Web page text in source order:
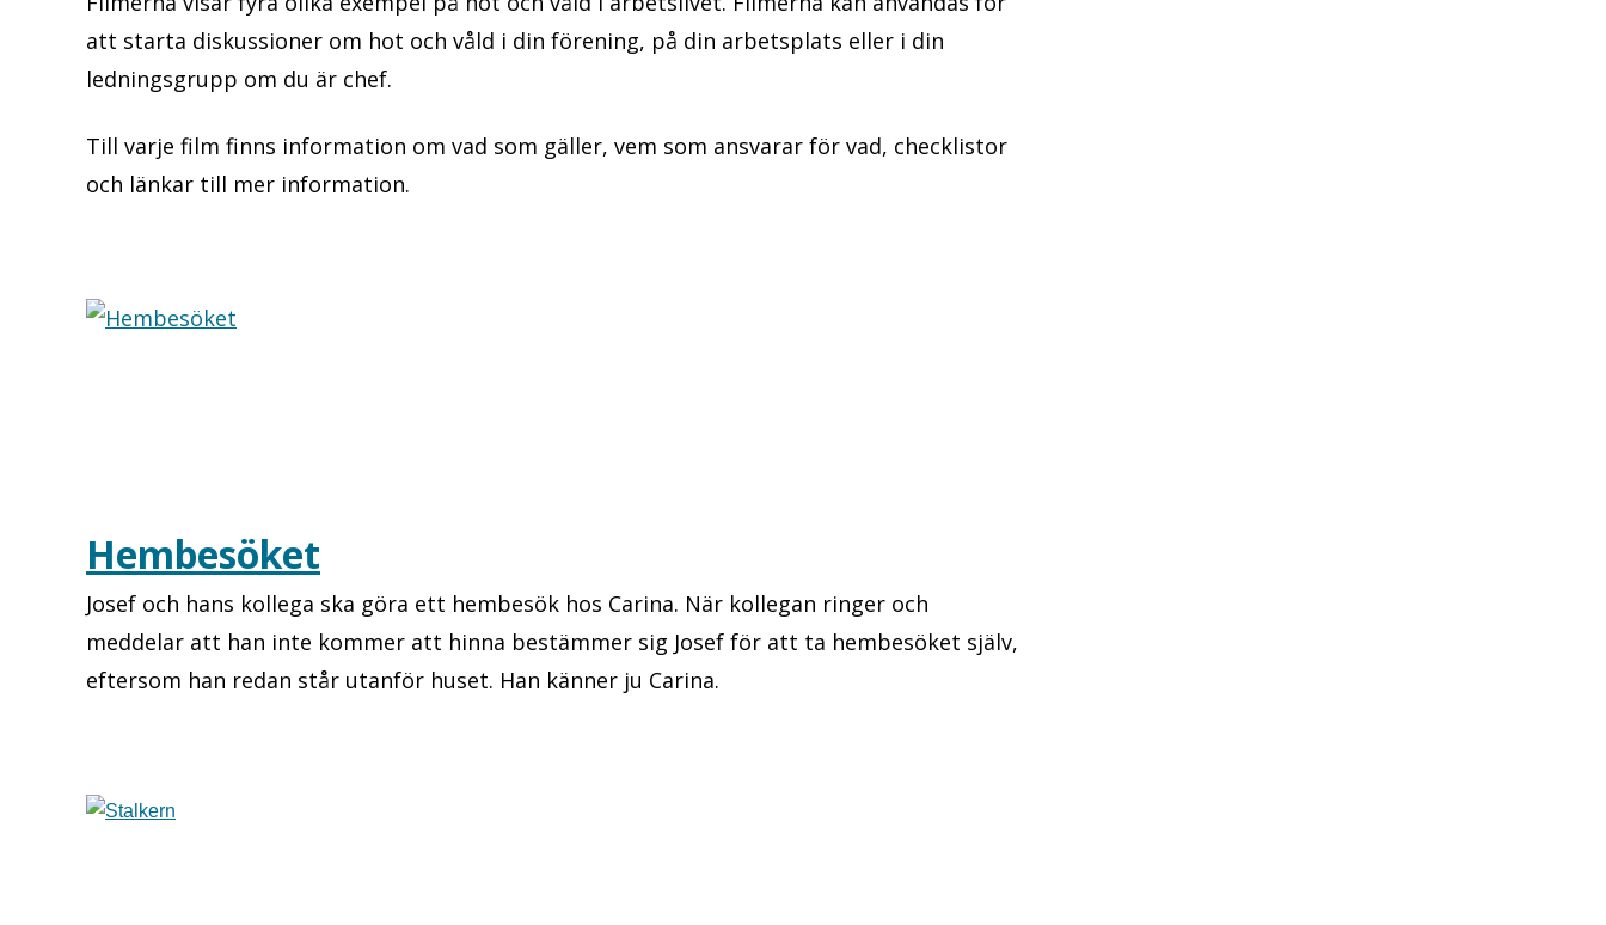
att starta diskussioner om hot och våld i din förening, på din arbetsplats eller i din
ledningsgrupp om du är chef.
Till varje film finns information om vad som gäller, vem som ansvarar för vad, checklistor
och länkar till mer information.
Hembesöket
Josef och hans kollega ska göra ett hembesök hos Carina. När kollegan ringer och
meddelar att han inte kommer att hinna bestämmer sig Josef för att ta hembesöket själv,
eftersom han redan står utanför huset. Han känner ju Carina.